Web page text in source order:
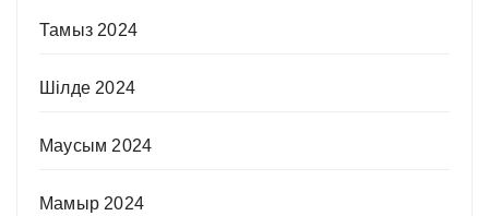
Тамыз 2024
Шілде 2024
Маусым 2024
Мамыр 2024